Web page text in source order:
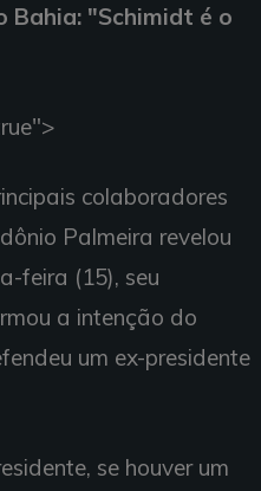
Bahia: "Schimidt é o
colaboradores
Palmeira revelou
feira (15), seu
a intenção do
um ex-presidente
se houver um